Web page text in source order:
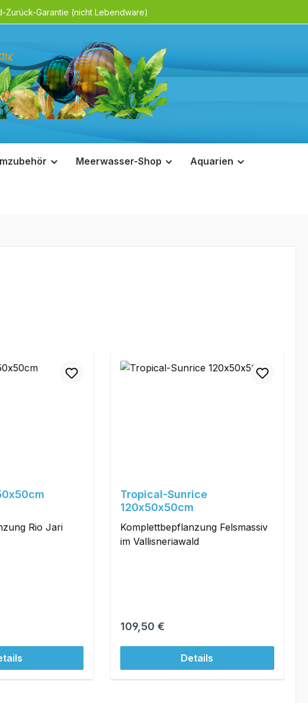
Zurück-Garantie (nicht Lebendware)
Meerwasser-Shop Aquarien
Rio Jari
Tropical-Sunrice
120x50x50cm
Komplettbepflanzung Felsmassiv
im Vallisneriawald
Regulärer Preis:
109,50 €
Details